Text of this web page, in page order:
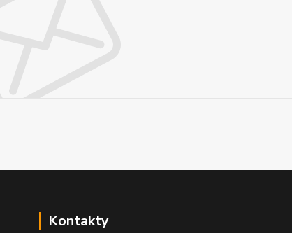
Kontakty